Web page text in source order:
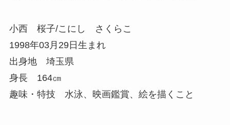
小西 桜子/こにし さくらこ
1998年03月29日生まれ
出身地 埼玉県
身長 164㎝
趣味・特技 水泳、映画鑑賞、絵を描くこと